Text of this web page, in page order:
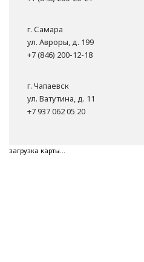
г. Самара
ул. Авроры, д. 199
+7 (846) 200-12-18
г. Чапаевск
ул. Ватутина, д. 11
+7 937 062 05 20
загрузка карты...